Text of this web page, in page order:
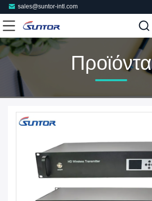
sales@suntor-intl.com
Προϊόντα